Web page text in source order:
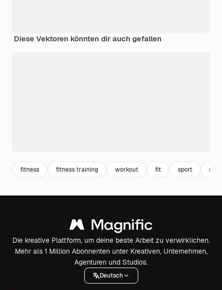
Diese Vektoren könnten dir auch gefallen
fitness fitness training workout fit sport
Die kreative Plattform, um deine beste Arbeit zu verwirklichen.
Mehr als 1 Million Abonnenten unter Kreativen, Unternehmen,
Agenturen und Studios.
Deutsch